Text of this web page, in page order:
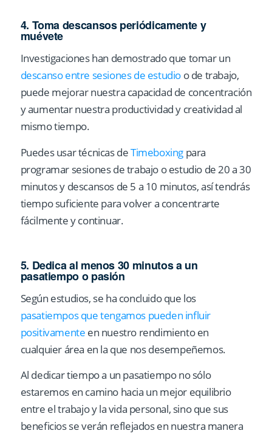
4. Toma descansos periódicamente y
muévete
Investigaciones han demostrado que tomar un
descanso entre sesiones de estudio o de trabajo,
puede mejorar nuestra capacidad de concentración
y aumentar nuestra productividad y creatividad al
mismo tiempo.
Puedes usar técnicas deTimeboxing para
programar sesiones de trabajo o estudio de 20 a 30
minutos y descansos de 5 a 10 minutos, así tendrás
tiempo suficiente para volver a concentrarte
fácilmente y continuar.
5. Dedica al menos 30 minutos a un
pasatiempo o pasión
Según estudios, se ha concluido que los
pasatiempos que tengamos pueden influir
positivamente en nuestro rendimiento en
cualquier área en la que nos desempeñemos.
Al dedicar tiempo a un pasatiempo no sólo
estaremos en camino hacia un mejor equilibrio
entre el trabajo y la vida personal, sino que sus
beneficios se verán reflejados en nuestra manera